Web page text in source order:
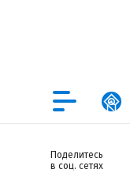
Поделитесь
в соц. сетях